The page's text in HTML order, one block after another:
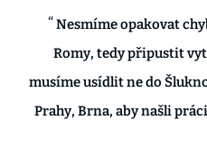
Nesmíme opakovat
Romy, tedy připustit
musíme usídlit ne do
Prahy, Brna, aby našli